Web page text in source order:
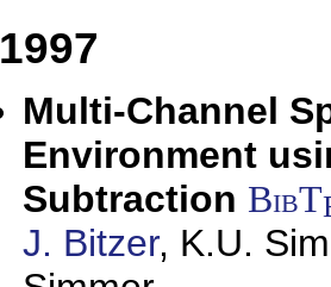
1997
Multi-Channel
Environment
Subtraction BibT
J. Bitzer, K.U.